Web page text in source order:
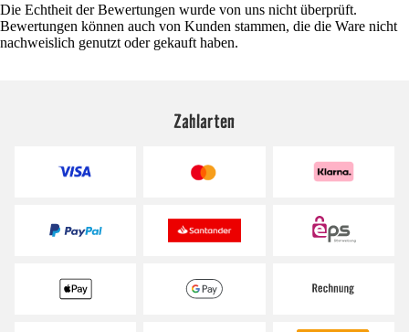
Die Echtheit der Bewertungen wurde von uns nicht überprüft.
Bewertungen können auch von Kunden stammen, die die Ware nicht
nachweislich genutzt oder gekauft haben.
Zahlarten